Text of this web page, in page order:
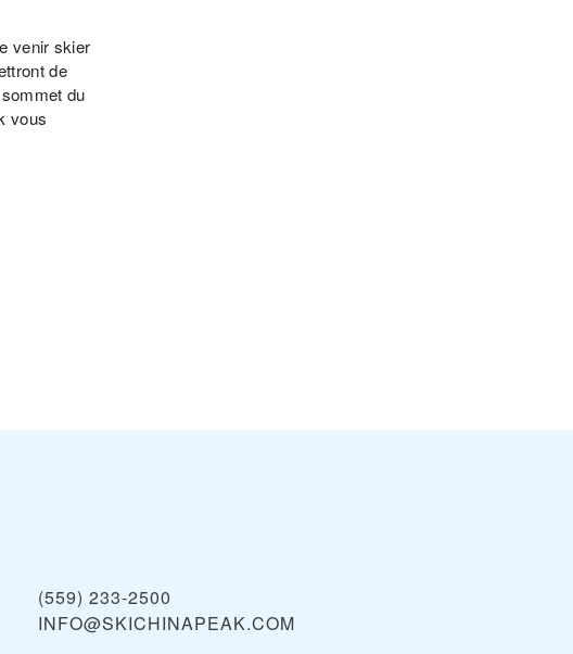
venir skier
de
du
vous
(559) 233-2500
INFO@SKICHINAPEAK.COM